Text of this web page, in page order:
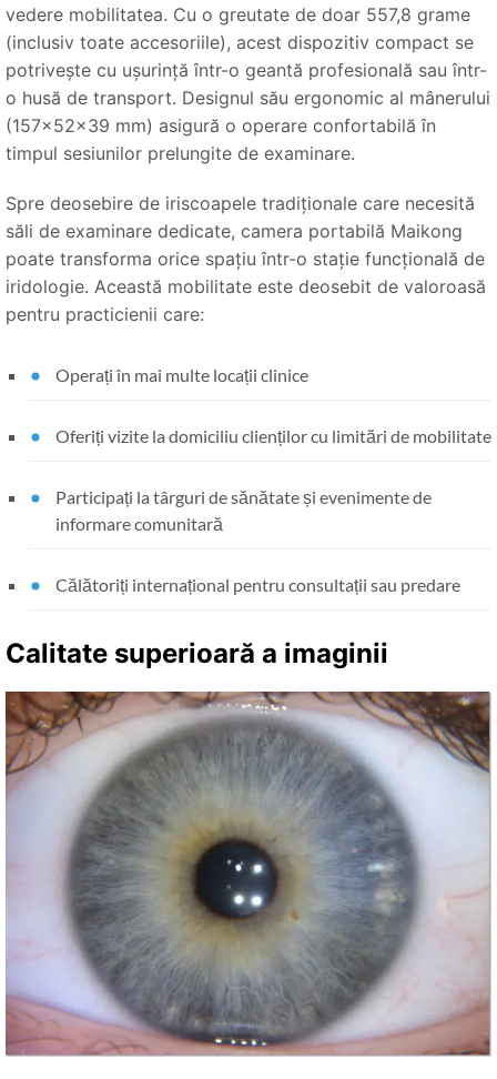
vedere mobilitatea. Cu o greutate de doar 557,8 grame
(inclusiv toate accesoriile), acest dispozitiv compact se
potrivește cu ușurință într-o geantă profesională sau într-
o husă de transport. Designul său ergonomic al mânerului
(157×52×39 mm) asigură o operare confortabilă în
timpul sesiunilor prelungite de examinare.
Spre deosebire de iriscoapele tradiționale care necesită
săli de examinare dedicate, camera portabilă Maikong
poate transforma orice spațiu într-o stație funcțională de
iridologie. Această mobilitate este deosebit de valoroasă
pentru practicienii care:
Operați în mai multe locații clinice
Oferiți vizite la domiciliu clienților cu limitări de mobilitate
Participați la târguri de sănătate și evenimente de
informare comunitară
Călătoriți internațional pentru consultații sau predare
Calitate superioară a imaginii